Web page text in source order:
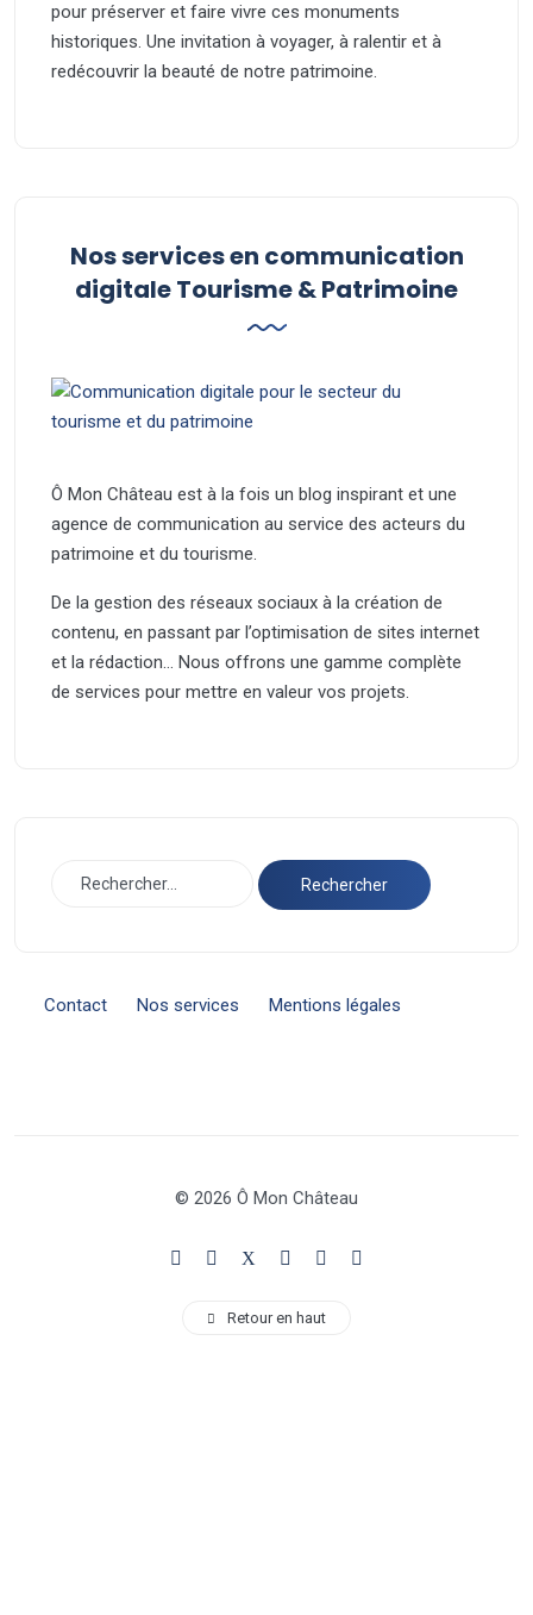
pour préserver et faire vivre ces monuments
historiques. Une invitation à voyager, à ralentir et à
redécouvrir la beauté de notre patrimoine.
Nos services en communication
digitale Tourisme & Patrimoine
Ô Mon Château est à la fois un blog inspirant et une
agence de communication au service des acteurs du
patrimoine et du tourisme.
De la gestion des réseaux sociaux à la création de
contenu, en passant par l’optimisation de sites internet
et la rédaction… Nous offrons une gamme complète
de services pour mettre en valeur vos projets.
Contact Nos services Mentions légales
© 2026 Ô Mon Château
Retour en haut